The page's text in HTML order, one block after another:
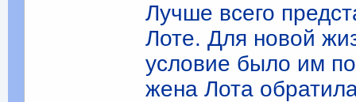
Лучше всего
Лоте. Для новой
условие было им
жена Лота